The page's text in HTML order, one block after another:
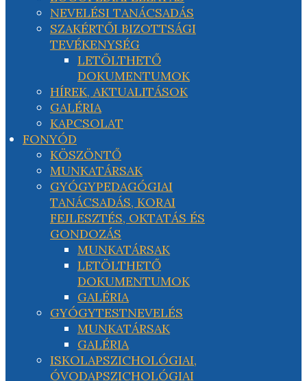
NEVELÉSI TANÁCSADÁS
SZAKÉRTŐI BIZOTTSÁGI
TEVÉKENYSÉG
LETÖLTHETŐ
DOKUMENTUMOK
HÍREK, AKTUALITÁSOK
GALÉRIA
KAPCSOLAT
FONYÓD
KÖSZÖNTŐ
MUNKATÁRSAK
GYÓGYPEDAGÓGIAI
TANÁCSADÁS, KORAI
FEJLESZTÉS, OKTATÁS ÉS
GONDOZÁS
MUNKATÁRSAK
LETÖLTHETŐ
DOKUMENTUMOK
GALÉRIA
GYÓGYTESTNEVELÉS
MUNKATÁRSAK
GALÉRIA
ISKOLAPSZICHOLÓGIAI,
ÓVODAPSZICHOLÓGIAI